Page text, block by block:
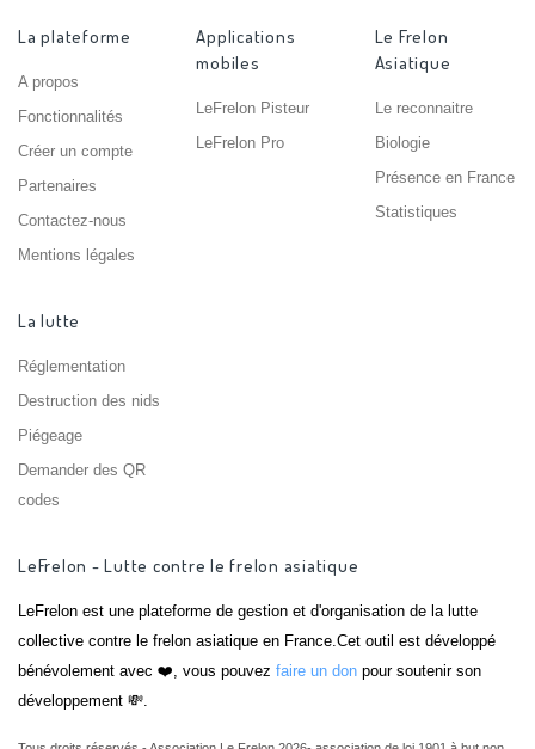
La plateforme
A propos
Fonctionnalités
Créer un compte
Partenaires
Contactez-nous
Mentions légales
Applications
mobiles
LeFrelon Pisteur
LeFrelon Pro
Le Frelon
Asiatique
Le reconnaitre
Biologie
Présence en France
Statistiques
La lutte
Réglementation
Destruction des nids
Piégeage
Demander des QR
codes
LeFrelon - Lutte contre le frelon asiatique
LeFrelon est une plateforme de gestion et d'organisation de la lutte
collective contre le frelon asiatique en France.Cet outil est développé
bénévolement avec ❤️, vous pouvez faire un don pour soutenir son
développement 💸.